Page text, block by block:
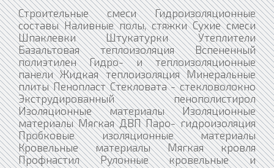
Строительные смеси Гидроизоляционные
составы Наливные полы, стяжки Сухие смеси
Шпаклевки Штукатурки Утеплители
Базальтовая теплоизоляция Вспененный
полиэтилен Гидро- и теплоизоляционные
панели Жидкая теплоизоляция Минеральные
плиты Пенопласт Стекловата - стекловолокно
Экструдированный пенополистирол
Изоляционные материалы Изоляционные
материалы Мягкая ДВП Паро- гидроизоляция
Пробковые изоляционные материалы
Кровельные материалы Мягкая кровля
Профнастил Рулонные кровельные и